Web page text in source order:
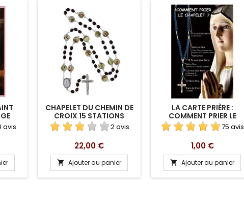
avis
CHAPELET DU CHEMIN DE
CROIX 15 STATIONS
2 avis
Prix
22,00 €
 Ajouter au panier
LA CARTE PRIÈRE :
COMMENT PRIER LE
CHAPELET ?75 avis
Prix
1,00 €
 Ajouter au panier